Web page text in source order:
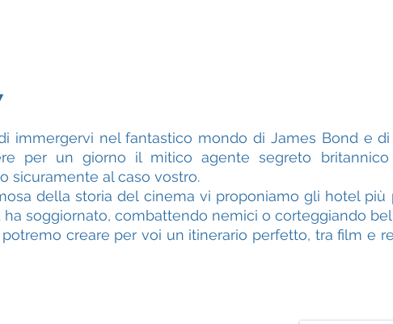
immergervi nel fantastico mondo di James Bond e
per un giorno il mitico agente segreto
sicuramente al caso vostro.
della storia del cinema vi proponiamo gli hotel più
soggiornato, combattendo nemici o corteggiando
creare per voi un itinerario perfetto, tra film e